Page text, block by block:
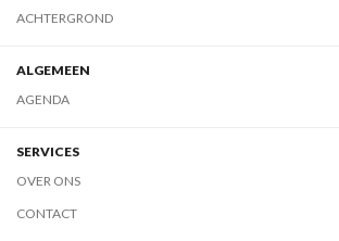
ACHTERGROND
ALGEMEEN
AGENDA
SERVICES
OVER ONS
CONTACT